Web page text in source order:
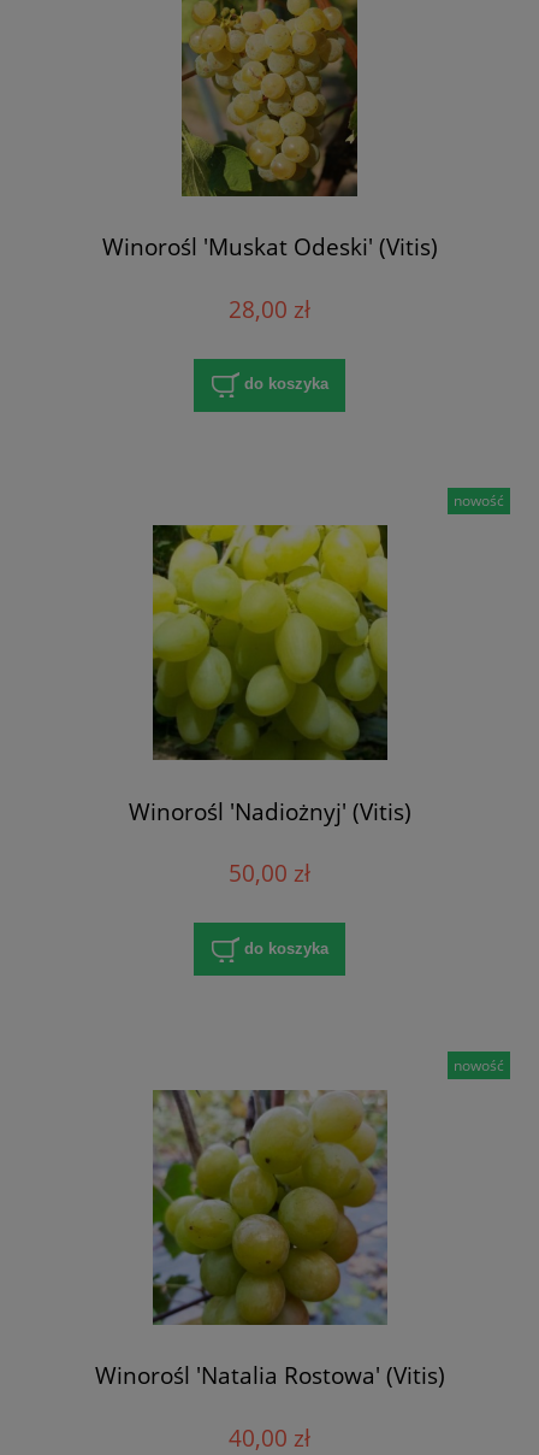
Winorośl 'Muskat Odeski' (Vitis)
28,00 zł
do koszyka
Winorośl 'Nadiożnyj' (Vitis)
50,00 zł
do koszyka
nowość
Winorośl 'Natalia Rostowa' (Vitis)
40,00 zł
nowość